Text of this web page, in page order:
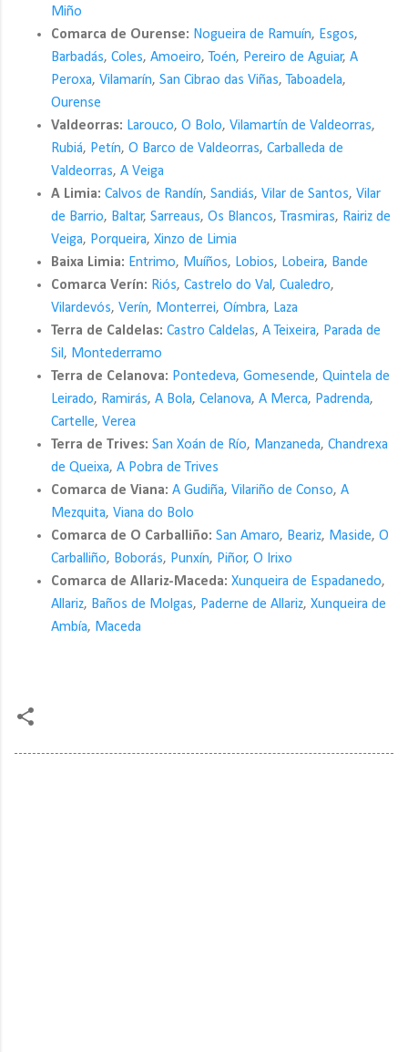
Miño
Comarca de Ourense: Nogueira de Ramuín, Esgos,
Barbadás, Coles, Amoeiro, Toén, Pereiro de Aguiar, A
Peroxa, Vilamarín, San Cibrao das Viñas, Taboadela,
Ourense
Valdeorras: Larouco, O Bolo, Vilamartín de Valdeorras,
Rubiá, Petín, O Barco de Valdeorras, Carballeda de
Valdeorras, A Veiga
A Limia: Calvos de Randín, Sandiás, Vilar de Santos, Vilar
de Barrio, Baltar, Sarreaus, Os Blancos, Trasmiras, Rairiz de
Veiga, Porqueira, Xinzo de Limia
Baixa Limia: Entrimo, Muíños, Lobios, Lobeira, Bande
Comarca Verín: Riós, Castrelo do Val , Cualedro,
Vilardevós, Verín, Monterrei, Oímbra, Laza
Terra de Caldelas: Castro Caldelas, A Teixeira, Parada de
Sil , Montederramo
Terra de Celanova: Pontedeva, Gomesende, Quintela de
Leirado, Ramirás, A Bola, Celanova, A Merca, Padrenda,
Cartelle, Verea
Terra de Trives: San Xoán de Río, Manzaneda, Chandrexa
de Queixa, A Pobra de Trives
Comarca de Viana: A Gudiña, Vilariño de Conso, A
Mezquita, Viana do Bolo
Comarca de O Carballiño: San Amaro, Beariz, Maside, O
Carballiño, Boborás, Punxín, Piñor, O Irixo
Comarca de Allariz-Maceda: Xunqueira de Espadanedo,
Allariz, Baños de Molgas, Paderne de Allariz, Xunqueira de
Ambía, Maceda